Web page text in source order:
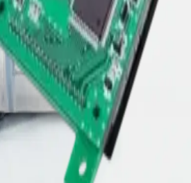
für MedTech-Produkte mit
sauberer Rückverfolgbarkeit